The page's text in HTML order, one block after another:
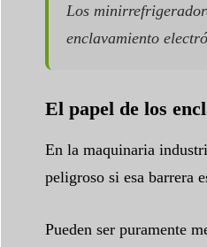
Los
enclavamiento
El papel de los
En la maquinaria
peligroso si esa barrera
Pueden ser puramente